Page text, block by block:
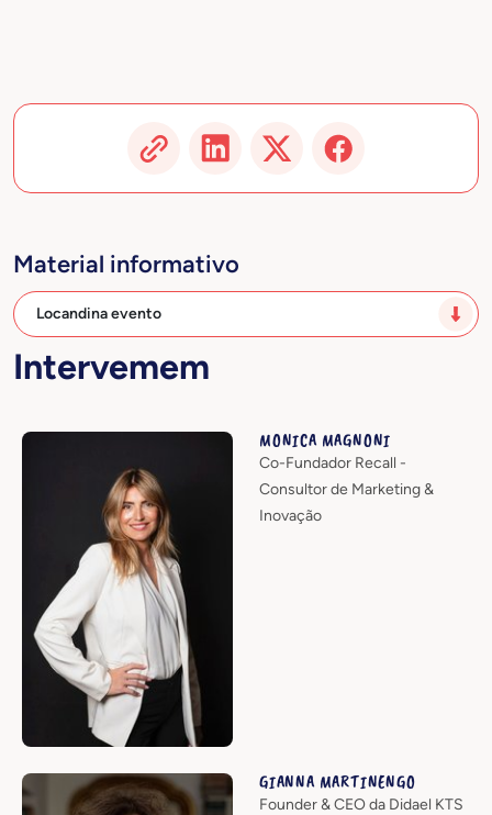
Material informativo
Locandina evento
Intervemem
MONICA MAGNONI
Co-Fundador Recall -
Consultor de Marketing &
Inovação
GIANNA MARTINENGO
Founder & CEO da Didael KTS